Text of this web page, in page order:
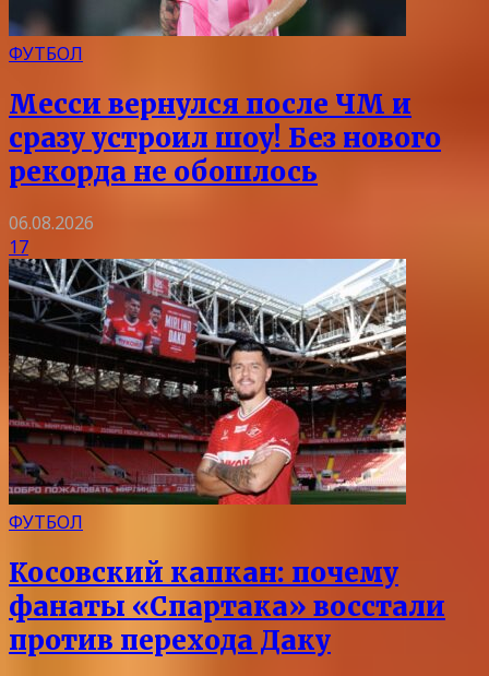
ФУТБОЛ
Месси вернулся после ЧМ и
сразу устроил шоу! Без нового
рекорда не обошлось
06.08.2026
17
ФУТБОЛ
Косовский капкан: почему
фанаты «Спартака» восстали
против перехода Даку